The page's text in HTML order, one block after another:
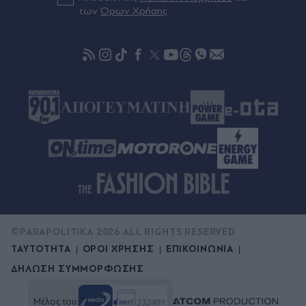
πυροβολήθηκε
Κόμμα Καρυστιανού: "Το 'μαζί' έχει όρους και
Ιωαννίδου
τωνΌρων Χρήσης
ΤΑΥΤΟΤΗΤΑ ΟΡΟΙ ΧΡΗΣΗΣ
ΕΠΙΚΟΙΝΩΝΙΑ
ΔΗΛΩΣΗ ΣΥΜΜΟΡΦΩΣΗΣ
©PARAPOLITIKA 2026 ALL RIGHTS RESERVED
Μέλος του: